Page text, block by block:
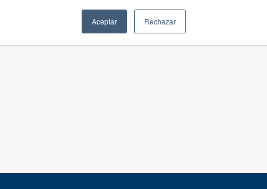
Aceptar Rechazar